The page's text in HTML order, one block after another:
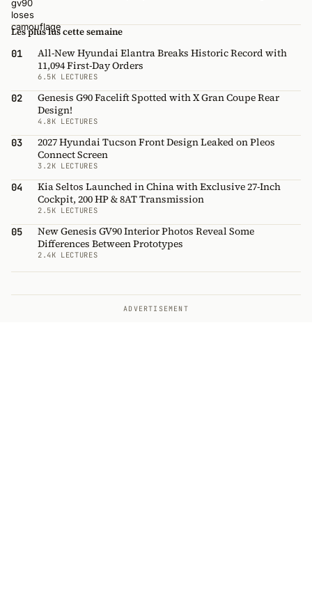
Les plus lus cette semaine
01
All-New Hyundai Elantra Breaks Historic Record with
11,094 First-Day Orders
6.5K LECTURES
02
Genesis G90 Facelift Spotted with X Gran Coupe Rear
Design!
4.8K LECTURES
03
2027 Hyundai Tucson Front Design Leaked on Pleos
Connect Screen
3.2K LECTURES
04
Kia Seltos Launched in China with Exclusive 27-Inch
Cockpit, 200 HP & 8AT Transmission
2.5K LECTURES
05
New Genesis GV90 Interior Photos Reveal Some
Differences Between Prototypes
2.4K LECTURES
ADVERTISEMENT